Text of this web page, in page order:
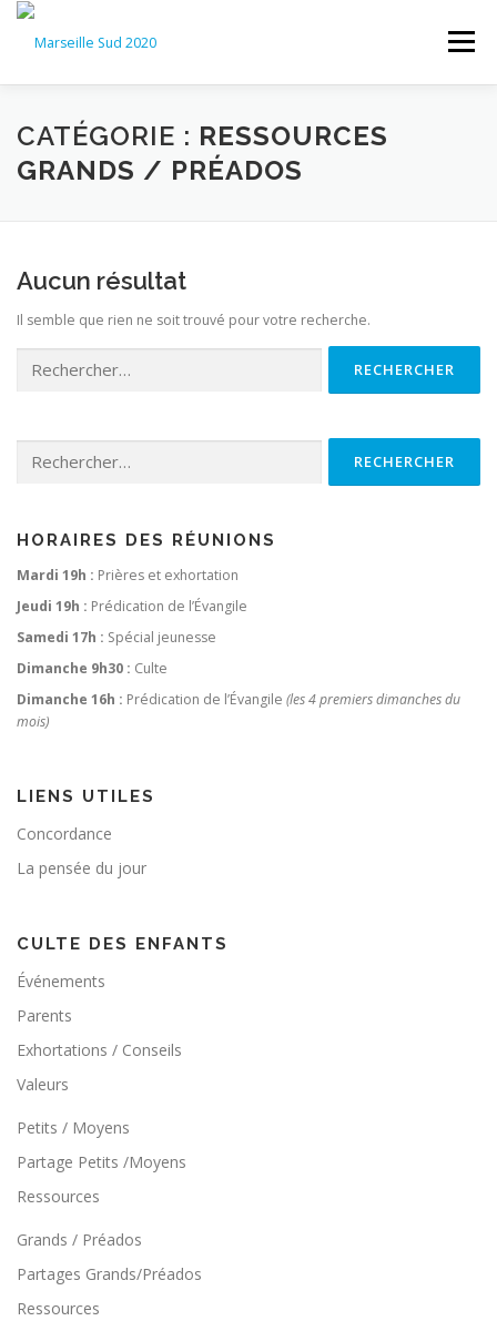
Aller
contenu
Menu
VIE D’ÉGLISE ESPACE ENFANTS
ESPACE CULTUREL
CATÉGORIE : RESSOURCES
GRANDS / PRÉADOS
Aucun résultat
Il semble que rien ne soit trouvé pour votre recherche.
HORAIRES DES RÉUNIONS
Mardi 19h : Prières et exhortation
Jeudi 19h : Prédication de l’Évangile
Samedi 17h : Spécial jeunesse
Dimanche 9h30 : Culte
Dimanche 16h : Prédication de l’Évangile (les 4 premiers dimanches du
mois)
LIENS UTILES
Concordance
La pensée du jour
CULTE DES ENFANTS
Événements
Parents
Exhortations / Conseils
Valeurs
Petits / Moyens
Partage Petits /Moyens
Ressources
Grands / Préados
Partages Grands/Préados
Ressources